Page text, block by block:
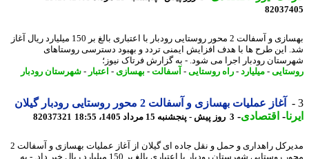
بهسازی و آسفالت 2 محور روستایی رودبار با اعتباری بالغ بر 150 میلیارد ریال آغاز
این طرح ها با هدف افزایش ایمنی تردد و بهبود دسترسی روستاهای
رودبار اجرا می شود. - به گزارش فرتاک نیوز؛
-میلیارد-راه روستایی-آسفالت-بهسازی- اعتبار-شهرستان رودبار
آغاز عملیات بهسازی و آسفالت 2 محور روستایی رودبار گیلان
-اقتصادی-3 روز پیش - پنجشنبه 15 مرداد 1405، 18:55 82037321
مدیرکل راهداری و حمل و نقل جاده ای گیلان از آغاز عملیات بهسازی و آسفالت 2
محور روستایی شهرستان رودبار با اعتباری بالغ بر 150 میلیارد ریال خبر داد. - به